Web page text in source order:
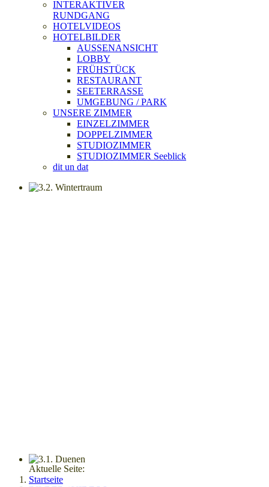
INTERAKTIVER
RUNDGANG
HOTELVIDEOS
HOTELBILDER
AUSSENANSICHT
LOBBY
FRÜHSTÜCK
RESTAURANT
SEETERRASSE
UMGEBUNG / PARK
UNSERE ZIMMER
EINZELZIMMER
DOPPELZIMMER
STUDIOZIMMER
STUDIOZIMMER Seeblick
dit un dat
Aktuelle Seite:
Startseite